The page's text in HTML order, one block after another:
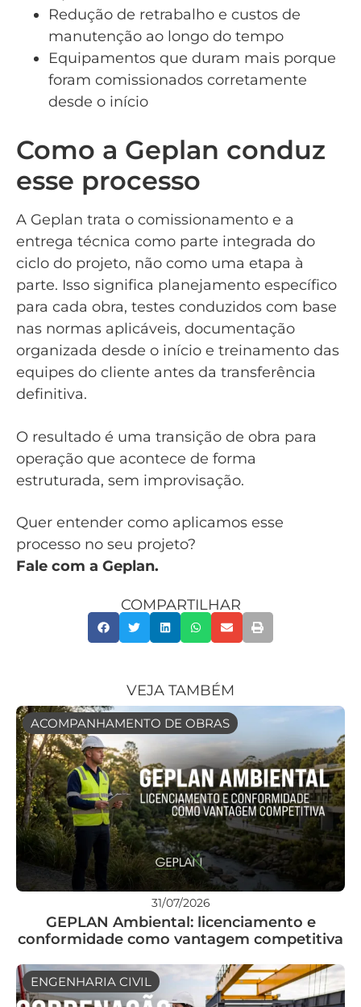
Redução de retrabalho e custos de
manutenção ao longo do tempo
Equipamentos que duram mais porque
foram comissionados corretamente
desde o início
Como a Geplan conduz
esse processo
A Geplan trata o comissionamento e a
entrega técnica como parte integrada do
ciclo do projeto, não como uma etapa à
parte. Isso significa planejamento específico
para cada obra, testes conduzidos com base
nas normas aplicáveis, documentação
organizada desde o início e treinamento das
equipes do cliente antes da transferência
definitiva.
O resultado é uma transição de obra para
operação que acontece de forma
estruturada, sem improvisação.
Quer entender como aplicamos esse
processo no seu projeto?
Fale com a Geplan.
COMPARTILHAR
VEJA TAMBÉM
ACOMPANHAMENTO DE OBRAS
31/07/2026
GEPLAN Ambiental: licenciamento e
conformidade como vantagem competitiva
ENGENHARIA CIVIL